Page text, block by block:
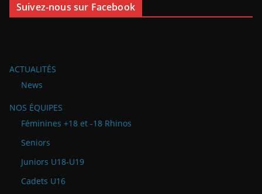
Suivez-nous sur Facebook
ACTUALITÉS
News
NOS ÉQUIPES
Féminines +18 et -18 Rhinos
Seniors
Juniors U18-U19
Cadets U16